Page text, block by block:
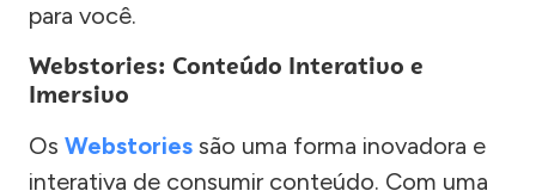
para você.
Webstories: Conteúdo Interativo e
Imersivo
Os Webstories são uma forma inovadora e
interativa de consumir conteúdo. Com uma